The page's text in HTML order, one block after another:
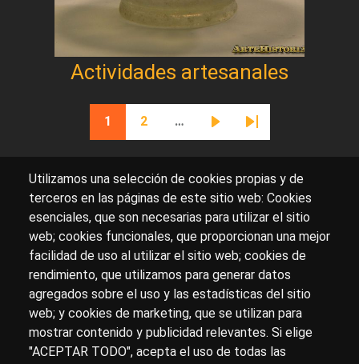
Actividades artesanales
Paginación
Página actual
1
Página
2 …
Siguiente página
Última página
Sobre artehistoria.com
Para ponerte en contacto con nosotros, escríbenos en
el formulario decontacto
Accesibilidad
Aviso Legal Privacidad
Utilizamos una selección de cookies propias y de
terceros en las páginas de este sitio web: Cookies
esenciales, que son necesarias para utilizar el sitio
web; cookies funcionales, que proporcionan una mejor
facilidad de uso al utilizar el sitio web; cookies de
rendimiento, que utilizamos para generar datos
agregados sobre el uso y las estadísticas del sitio
web; y cookies de marketing, que se utilizan para
mostrar contenido y publicidad relevantes. Si elige
"ACEPTAR TODO", acepta el uso de todas las